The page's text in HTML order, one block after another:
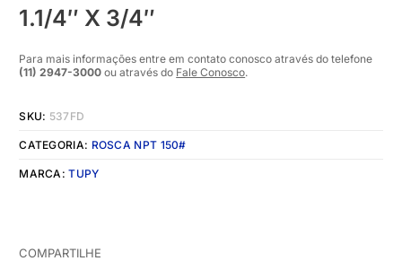
1.1/4″ X 3/4″
Para mais informações entre em contato conosco através do telefone
(11) 2947-3000 ou através do Fale Conosco.
SKU: 537FD
CATEGORIA: ROSCA NPT 150#
MARCA:TUPY
COMPARTILHE